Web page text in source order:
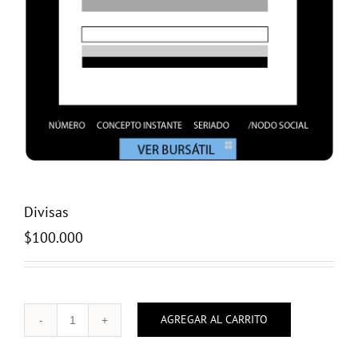
Divisas
$100.000
Divisas
cantidad
AGREGAR AL CARRITO